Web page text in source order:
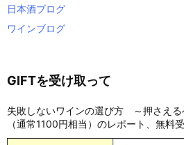
日本酒ブログ
ワインブログ
GIFTを受け取って
失敗しないワインの選び方 ～押さえる
（通常1100円相当）のレポート、無料